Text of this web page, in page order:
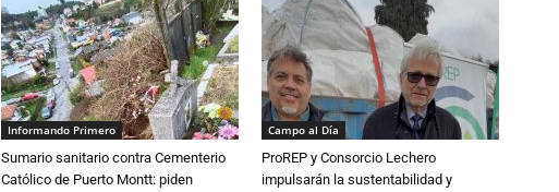
Informando Primero
Sumario sanitario contra Cementerio
Católico de Puerto Montt: piden
Campo al Día
ProREP y Consorcio Lechero
impulsarán la sustentabilidad y